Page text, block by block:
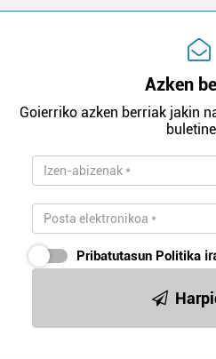
Azken
Goierriko azken berriak jakin
Pribatutasun Politika